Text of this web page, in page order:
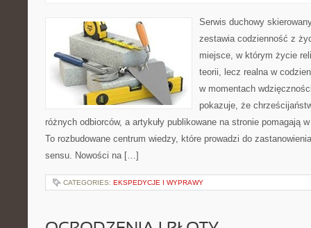
Serwis duchowy
zestawia codzienność z
miejsce, w którym życie
teorii, lecz realna w
w momentach
pokazuje, że
różnych odbiorców, a artykuły publikowane na stronie pomagają
To rozbudowane centrum wiedzy, które prowadzi do
sensu. Nowości na […]
CATEGORIES: EKSPEDYCJE I WYPRAWY